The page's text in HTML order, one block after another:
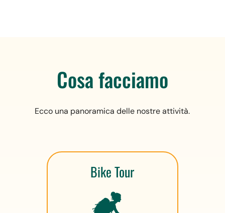
Cosa facciamo
Ecco una panoramica delle nostre attività.
Bike Tour